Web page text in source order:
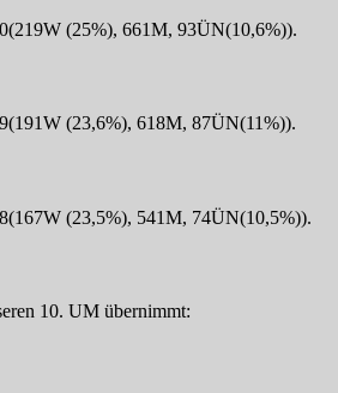
(25%), 661M, 93ÜN(10,6%)).
(23,6%), 618M, 87ÜN(11%)).
(23,5%), 541M, 74ÜN(10,5%)).
10. UM übernimmt: